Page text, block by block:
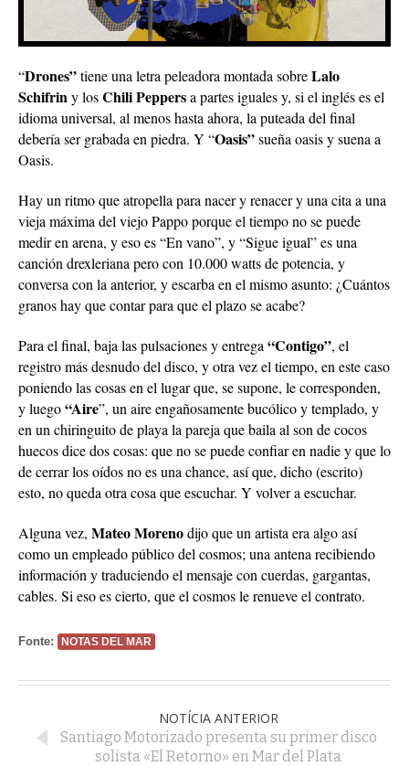
“Drones”tiene una letra peleadora montada sobreLalo
Schifriny losChili Peppersa partes iguales y, si el inglés es el
idioma universal, al menos hasta ahora, la puteada del final
debería ser grabada en piedra. Y “Oasis”sueña oasis y suena a
Oasis.
Hay un ritmo que atropella para nacer y renacer y una cita a una
vieja máxima del viejo Pappo porque el tiempo no se puede
medir en arena, y eso es “En vano”, y “Sigue igual” es una
canción drexleriana pero con 10.000 watts de potencia, y
conversa con la anterior, y escarba en el mismo asunto: ¿Cuántos
granos hay que contar para que el plazo se acabe?
Para el final, baja las pulsaciones y entrega “Contigo”, el
registro más desnudo del disco, y otra vez el tiempo, en este caso
poniendo las cosas en el lugar que, se supone, le corresponden,
y luego“Aire”, un aire engañosamente bucólico y templado, y
en un chiringuito de playa la pareja que baila al son de cocos
huecos dice dos cosas: que no se puede confiar en nadie y que lo
de cerrar los oídos no es una chance, así que, dicho (escrito)
esto, no queda otra cosa que escuchar. Y volver a escuchar.
Alguna vez, Mateo Morenodijo que un artista era algo así
como un empleado público del cosmos; una antena recibiendo
información y traduciendo el mensaje con cuerdas, gargantas,
cables. Si eso es cierto, que el cosmos le renueve el contrato.
Fonte: NOTAS DEL MAR
NOTÍCIA ANTERIOR
Santiago Motorizado presenta su primer disco
solista «El Retorno» en Mar del Plata